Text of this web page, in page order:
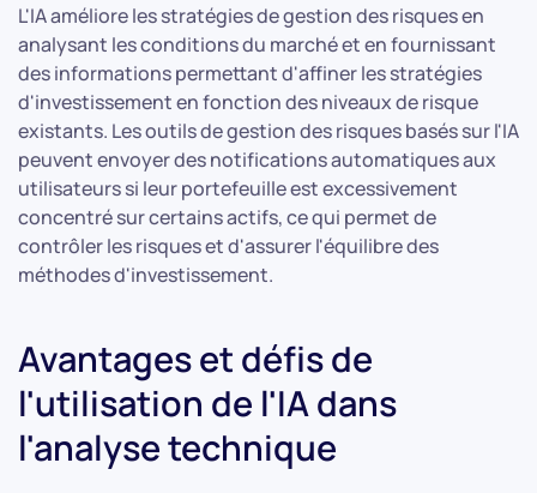
L'IA améliore les stratégies de gestion des risques en
analysant les conditions du marché et en fournissant
des informations permettant d'affiner les stratégies
d'investissement en fonction des niveaux de risque
existants. Les outils de gestion des risques basés sur l'IA
peuvent envoyer des notifications automatiques aux
utilisateurs si leur portefeuille est excessivement
concentré sur certains actifs, ce qui permet de
contrôler les risques et d'assurer l'équilibre des
méthodes d'investissement.
Avantages et défis de
l'utilisation de l'IA dans
l'analyse technique